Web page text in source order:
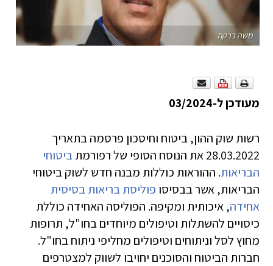
משה ברקת
מעודכן ל-03/2024
רשות שוק ההון, ביטוח וחיסכון פרסמה בתאריך
28.03.2022 את הנוסח הסופי של רפורמת
ביטוחי
הבריאות. ההוראות כוללות מבנה חדש לשוק ביטוחי
הבריאות, אשר בבסיסו פוליסת בריאות בסיסית
אחידה, איכותית ומקיפה. הפוליסה האחידה כוללת
כיסויים להשתלות וטיפולים מיוחדים בחו"ל, תרופות
מחוץ לסל וניתוחים וטיפולים מחליפי ניתוח בחו"ל.
חברות הביטוח והסוכנים יחויבו לשווק למצטרפים